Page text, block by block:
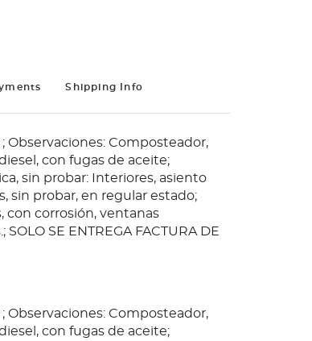
Shipping Info
Observaciones: Composteador,
con fugas de aceite;
sin probar: Interiores, asiento
sin probar, en regular estado;
con corrosión, ventanas
SE ENTREGA FACTURA DE
Observaciones: Composteador,
con fugas de aceite;